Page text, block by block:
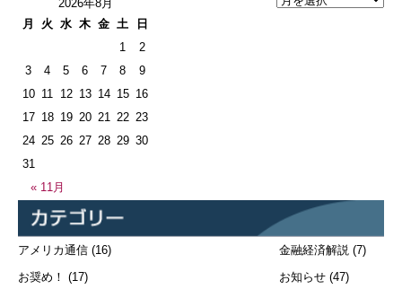
2026年8月
月
火 水 木 金 土 日
« 11月
1
2
3
4 5 6 7 8
9
10 11 12 13 14 15 16
17 18 19 20 21 22 23
24 25 26 27 28 29 30
31
アメリカ通信 (16)
お奨め！ (17)
金融経済解説 (7)
お知らせ (47)